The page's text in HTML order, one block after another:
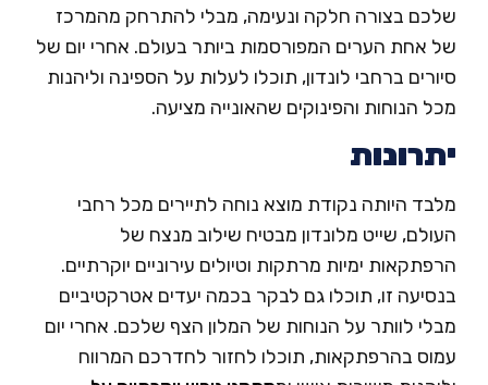
בצורה חלקה ונעימה, מבלי להתרחק מהמרכז
אחת הערים המפורסמות ביותר בעולם. אחרי יום של
ברחבי לונדון, תוכלו לעלות על הספינה וליהנות
הנוחות והפינוקים שהאונייה מציעה.
היותה נקודת מוצא נוחה לתיירים מכל רחבי
שייט מלונדון מבטיח שילוב מנצח של
ימיות מרתקות וטיולים עירוניים יוקרתיים.
זו, תוכלו גם לבקר בכמה יעדים אטרקטיביים
לוותר על הנוחות של המלון הצף שלכם. אחרי יום
בהרפתקאות, תוכלו לחזור לחדרכם המרווח